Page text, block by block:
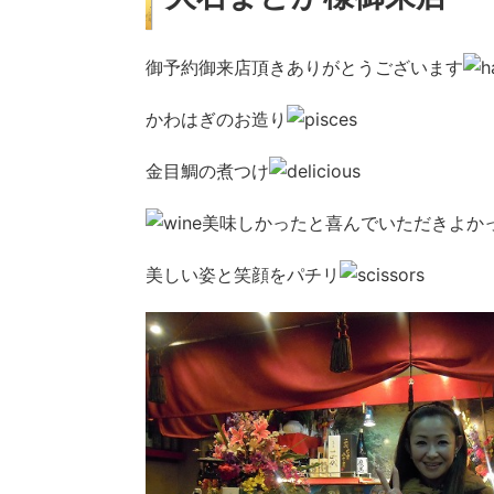
御予約御来店頂きありがとうございます
かわはぎのお造り
金目鯛の煮つけ
美味しかったと喜んでいただきよか
美しい姿と笑顔をパチリ